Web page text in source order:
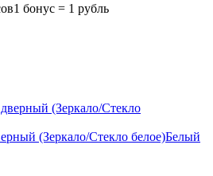
1 бонус = 1 рубль
(Зеркало/Стекло белое)Белый